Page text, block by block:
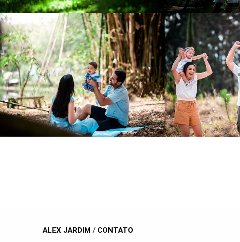
884 53
ALEX JARDIM / CONTATO